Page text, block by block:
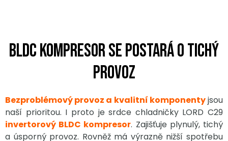
BLDC kompresor se postará o tichý
provoz
Bezproblémový provoz a kvalitní komponentyjsou
naší prioritou. I proto je srdce chladničky LORD C29
invertorový BLDC kompresor. Zajišťuje plynulý, tichý
a úsporný provoz. Rovněž má výrazně nižší spotřebu